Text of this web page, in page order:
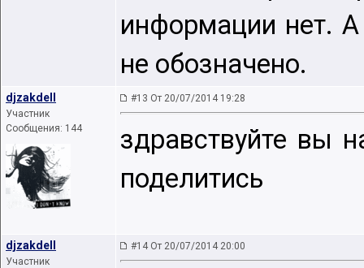
информации нет.
не обозначено.
djzakdell
Участник
Сообщения: 144
#13 От 20/07/2014 19:28
здравствуйте вы
поделитись
djzakdell
Участник
#14 От 20/07/2014 20:00